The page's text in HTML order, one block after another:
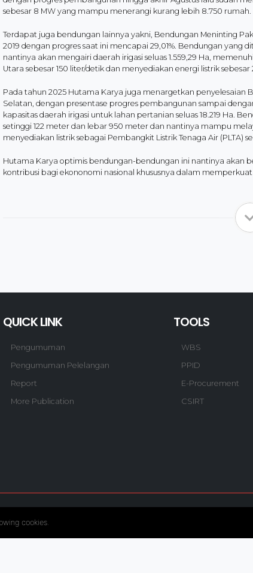
sebesar 8 MW yang mampu menerangi kurang lebih 8.750 rumah.
Terdapat juga bendungan lainnya yakni, Bendungan Meninting
2019 dengan progres saat ini mencapai 29,01%. Bendungan
nantinya akan mengairi daerah irigasi seluas 1.559,29 Ha,
Utara sebesar 150 liter/detik dan menyediakan energi listrik sebesar
Pada tahun 2025 Hutama Karya juga menargetkan
Selatan, dengan presentase progres pembangunan sampai
kapasitas daerah irigasi untuk lahan pertanian seluas 18.219 Ha.
setinggi 122 meter dan lebar 950 meter dan nantinya mampu
menyediakan listrik sebagai Pembangkit Listrik Tenaga Air (PLTA)
Hutama Karya optimis bendungan-bendungan ini nantinya akan
kontribusi bagi ekononomi nasional khususnya dalam
QUICK LINK
Pengumuman
Pengumuman Pelelangan
Report
More Publication
TOOLS
WBS
PPID
E-Procurement
CSIRT
cookies.